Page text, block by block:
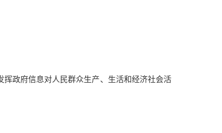
政府信息对人民群众生产、生活和经济社会活